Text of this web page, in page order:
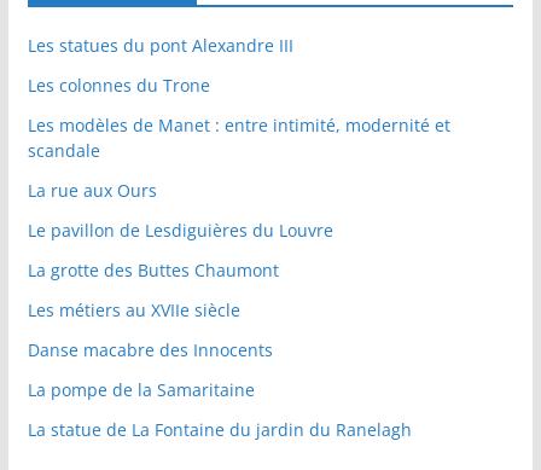
Les statues du pont Alexandre III
Les colonnes du Trone
Les modèles de Manet : entre intimité, modernité et
scandale
La rue aux Ours
Le pavillon de Lesdiguières du Louvre
La grotte des Buttes Chaumont
Les métiers au XVIIe siècle
Danse macabre des Innocents
La pompe de la Samaritaine
La statue de La Fontaine du jardin du Ranelagh